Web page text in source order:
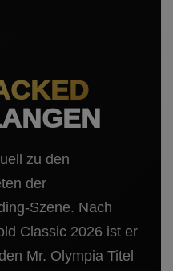
zu den
der
Szene. Nach
Classic 2026 ist er
Mr. Olympia Titel